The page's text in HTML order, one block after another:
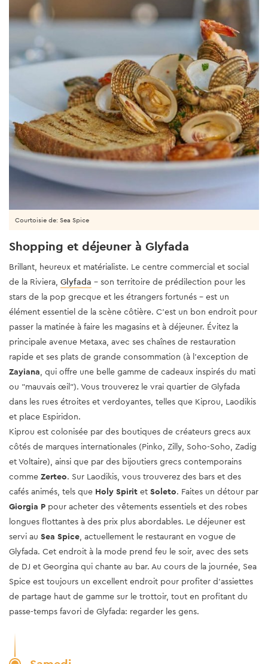
Shopping et déjeuner à Glyfada
Brillant, heureux et matérialiste. Le centre commercial et social
de la Riviera, Glyfada - son territoire de prédilection pour les
stars de la pop grecque et les étrangers fortunés - est un
élément essentiel de la scène côtière. C’est un bon endroit pour
passer la matinée à faire les magasins et à déjeuner. Évitez la
principale avenue Metaxa, avec ses chaînes de restauration
rapide et ses plats de grande consommation (à l'exception de
Zayiana, qui offre une belle gamme de cadeaux inspirés du mati
ou "mauvais œil"). Vous trouverez le vrai quartier de Glyfada
dans les rues étroites et verdoyantes, telles que Kiprou, Laodikis
et place Espiridon.
Kiprou est colonisée par des boutiques de créateurs grecs aux
côtés de marques internationales (Pinko, Zilly, Soho-Soho, Zadig
et Voltaire), ainsi que par des bijoutiers grecs contemporains
comme Zerteo. Sur Laodikis, vous trouverez des bars et des
cafés animés, tels que Holy Spirit et Soleto. Faites un détour par
Giorgia P pour acheter des vêtements essentiels et des robes
longues flottantes à des prix plus abordables. Le déjeuner est
servi au Sea Spice, actuellement le restaurant en vogue de
Glyfada. Cet endroit à la mode prend feu le soir, avec des sets
de DJ et Georgina qui chante au bar. Au cours de la journée, Sea
Spice est toujours un excellent endroit pour profiter d'assiettes
de partage haut de gamme sur le trottoir, tout en profitant du
passe-temps favori de Glyfada: regarder les gens.
Courtoisie de: Sea Spice